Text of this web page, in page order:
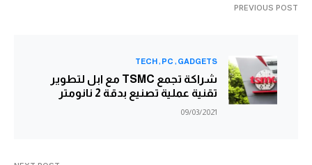
PREVIOUS POST
GADGETS
PC
TECH
شراكة تجمع TSMC مع ابل لتطوير
تقنية عملية تصنيع بدقة 2 نانومتر
09/03/2021